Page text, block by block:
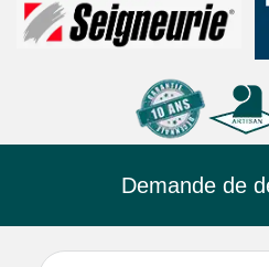
Demande de